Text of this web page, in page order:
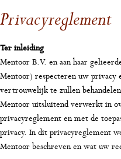
Privacyreglement
Ter inleiding
Mentoor B.V. en aan haar
Mentoor) respecteren uw privacy
vertrouwelijk te zullen
Mentoor uitsluitend verwerkt in
privacyreglement en met de
privacy. In dit privacyreglement
Mentoor beschreven en wat uw